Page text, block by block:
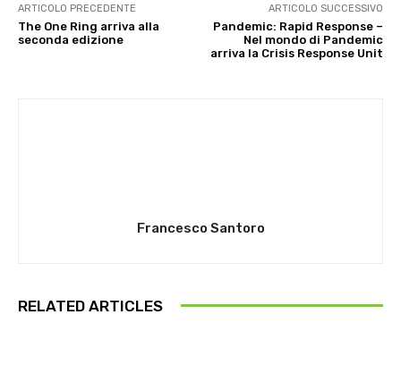
ARTICOLO PRECEDENTE
The One Ring arriva alla
seconda edizione
ARTICOLO SUCCESSIVO
Pandemic: Rapid Response –
Nel mondo di Pandemic
arriva la Crisis Response Unit
Francesco Santoro
RELATED ARTICLES